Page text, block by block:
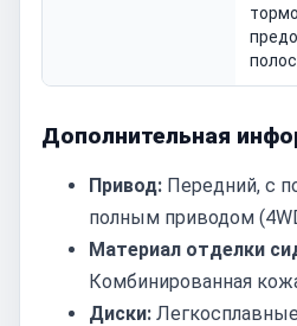
Дополнительная
Привод: Передний, с
полным приводом
Материал отделки
Комбинированная
Диски: